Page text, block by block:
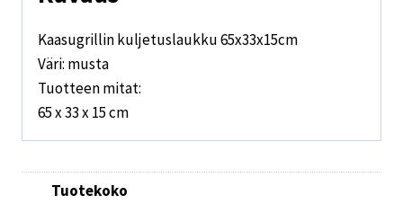
Kaasugrillin kuljetuslaukku 65x33x15cm
Väri: musta
Tuotteen mitat:
65 x 33 x 15 cm
Tuotekoko